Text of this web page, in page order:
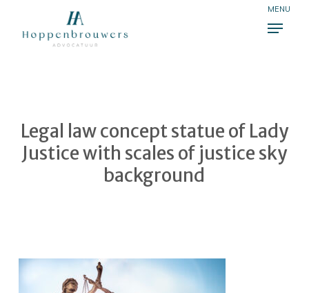
Menu
Legal law concept statue of Lady
Justice with scales of justice sky
background